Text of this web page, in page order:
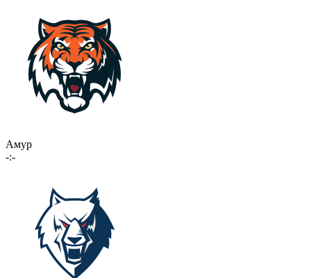
Амур
-:-